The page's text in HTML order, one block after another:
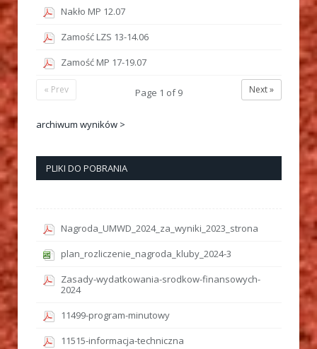
Nakło MP 12.07
Zamość LZS 13-14.06
Zamość MP 17-19.07
Next »
Page 1 of9
« Prev
archiwum wyników >
PLIKI DO POBRANIA
Nagroda_UMWD_2024_za_wyniki_2023_strona
plan_rozliczenie_nagroda_kluby_2024-3
Zasady-wydatkowania-srodkow-finansowych-
2024
11499-program-minutowy
11515-informacja-techniczna